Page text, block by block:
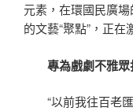
元素，在環國民廣
的文藝“聚點”，正
專為戲劇不雅
“以前我往百老